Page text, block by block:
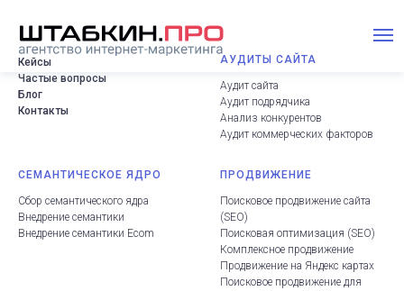
Кейсы
Частые вопросы
Блог
Контакты
АУДИТЫ САЙТА
Аудит сайта
Аудит подрядчика
Анализ конкурентов
Аудит коммерческих факторов
СЕМАНТИЧЕСКОЕ ЯДРО
Сбор семантического ядра
Внедрение семантики
Внедрение семантики Ecom
ПРОДВИЖЕНИЕ
Поисковое продвижение сайта
(SEO)
Поисковая оптимизация (SEO)
Комплексное продвижение
Продвижение на Яндекс картах
Поисковое продвижение для